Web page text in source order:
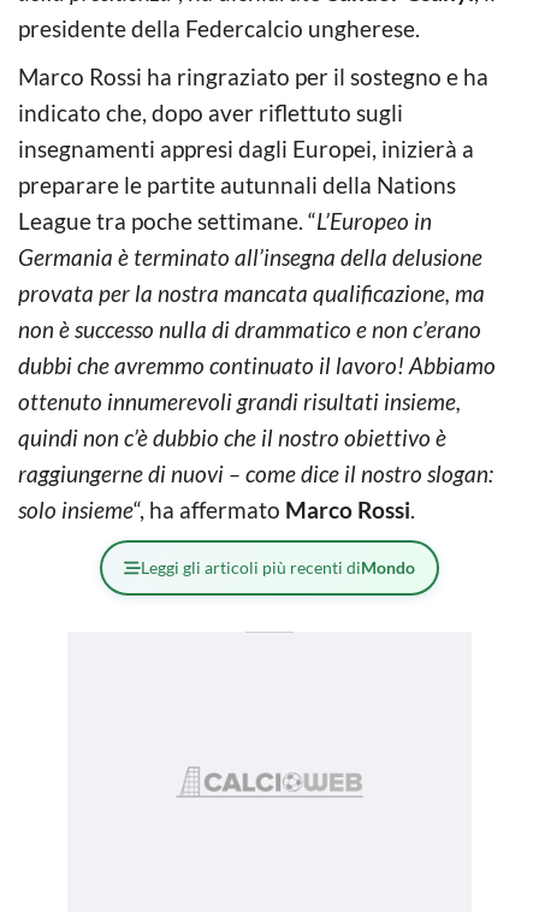
presidente della Federcalcio ungherese.
Marco Rossi ha ringraziato per il sostegno e ha
indicato che, dopo aver riflettuto sugli
insegnamenti appresi dagli Europei, inizierà a
preparare le partite autunnali della Nations
League tra poche settimane. “L’Europeo in
Germania è terminato all’insegna della delusione
provata per la nostra mancata qualificazione, ma
non è successo nulla di drammatico e non c’erano
dubbi che avremmo continuato il lavoro! Abbiamo
ottenuto innumerevoli grandi risultati insieme,
quindi non c’è dubbio che il nostro obiettivo è
raggiungerne di nuovi – come dice il nostro slogan:
solo insieme“, ha affermato Marco Rossi.
Leggi gli articoli più recenti diMondo